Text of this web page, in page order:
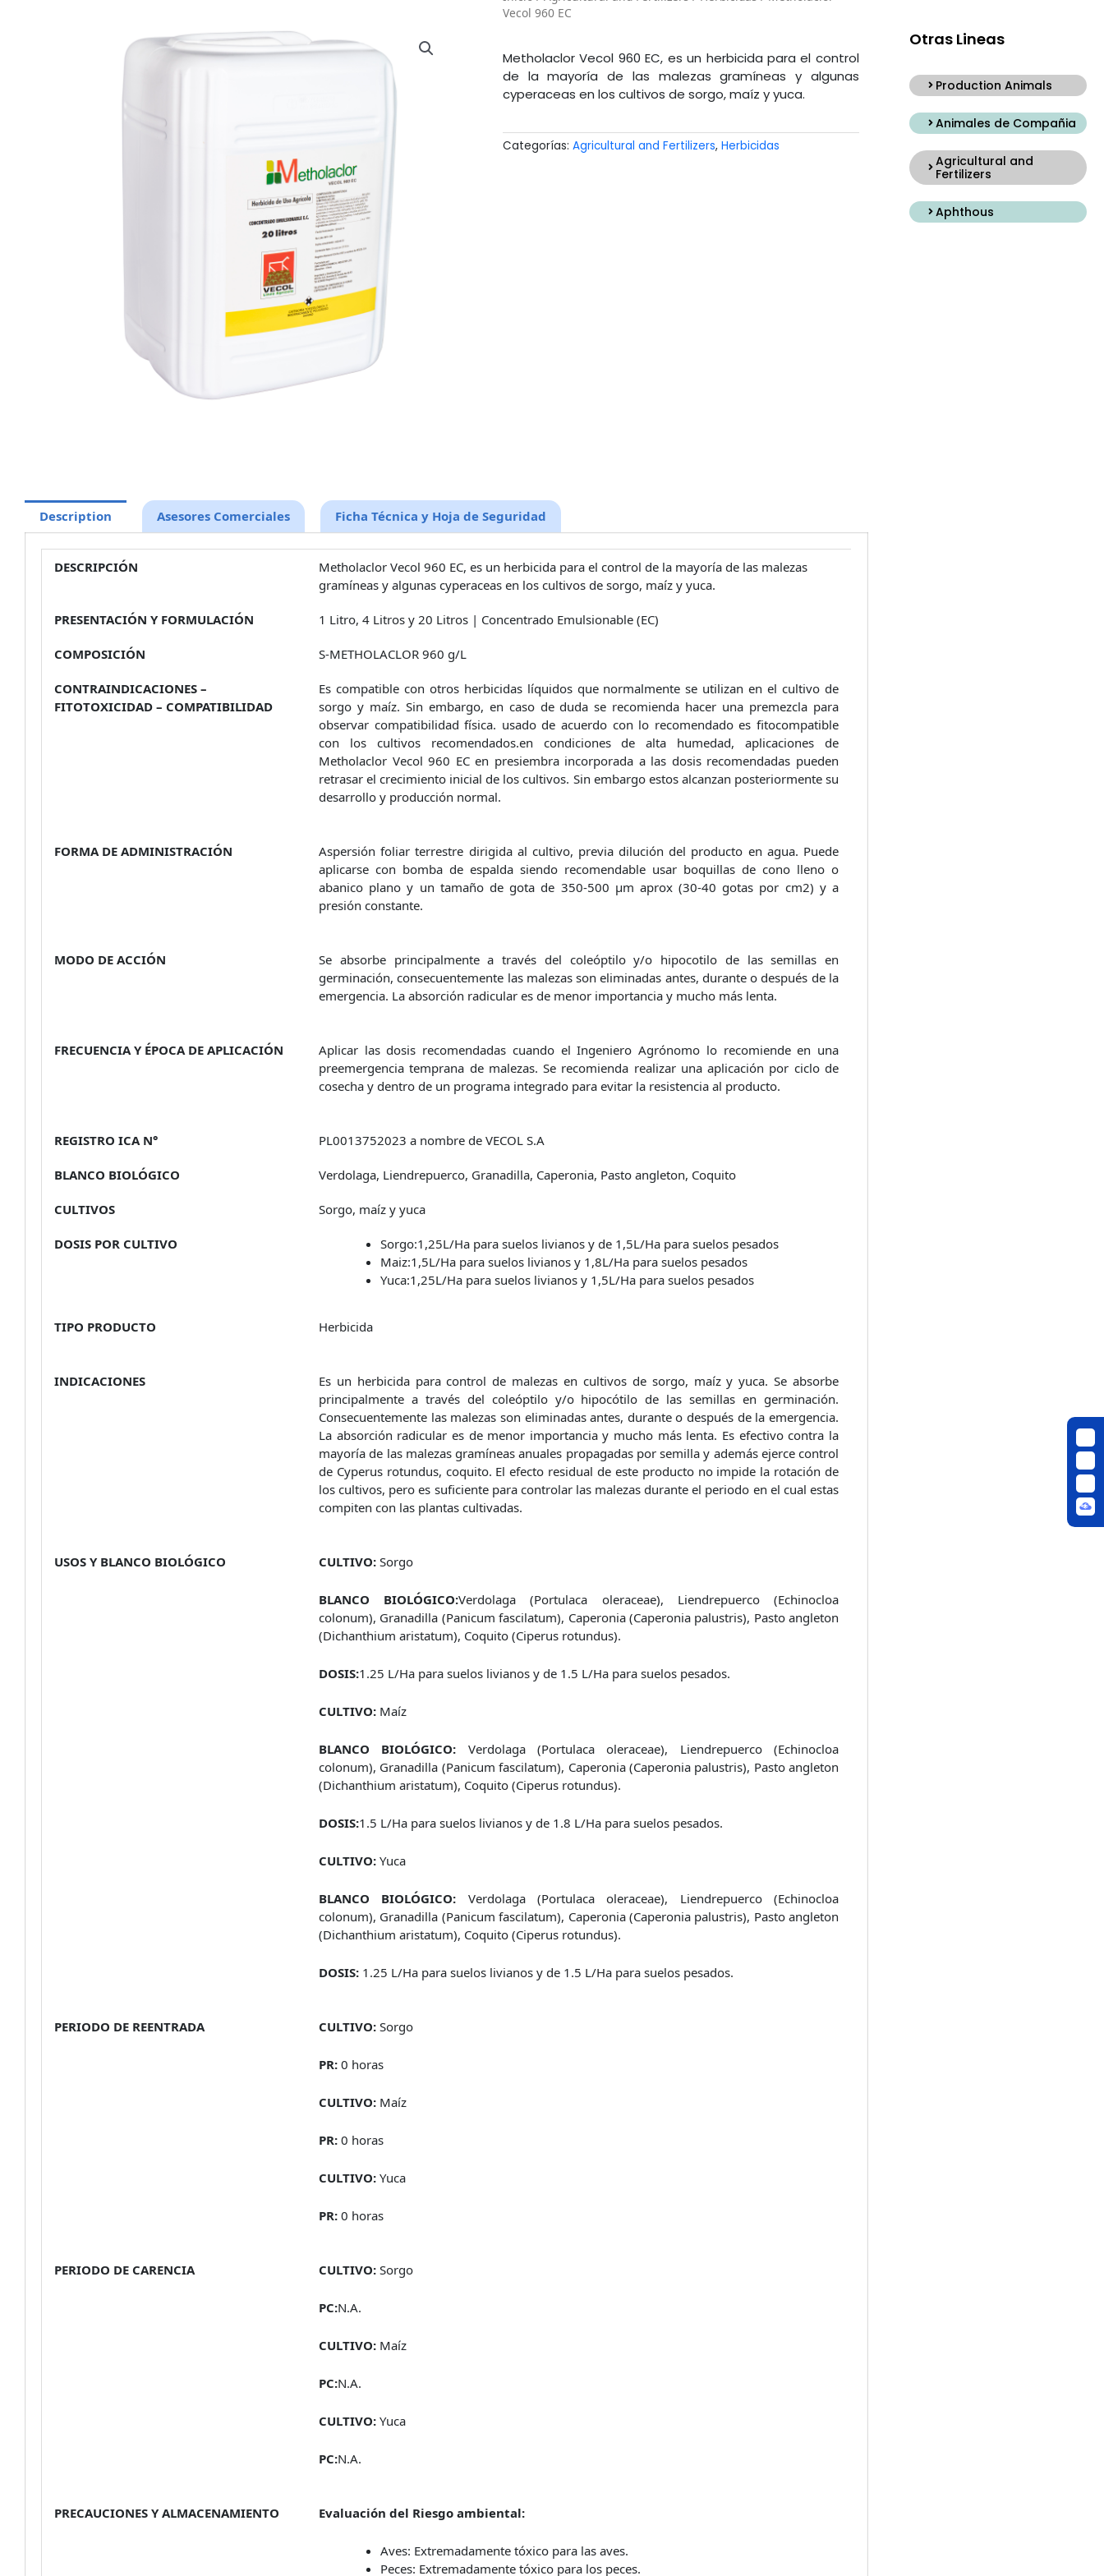
Vecol 960 EC
Metholaclor Vecol 960 EC, es un herbicida para el control
de la mayoría de las malezas gramíneas y algunas
cyperaceas en los cultivos de sorgo, maíz y yuca.
Categorías: Agricultural and Fertilizers, Herbicidas
Description Asesores Comerciales Ficha Técnica y Hoja de Seguridad
DESCRIPCIÓN
Metholaclor Vecol 960 EC, es un herbicida para el control de la mayoría de las malezas
gramíneas y algunas cyperaceas en los cultivos de sorgo, maíz y yuca.
PRESENTACIÓN Y FORMULACIÓN 1 Litro, 4 Litros y 20 Litros | Concentrado Emulsionable (EC)
COMPOSICIÓN S-METHOLACLOR 960 g/L
CONTRAINDICACIONES –
FITOTOXICIDAD – COMPATIBILIDAD
Es compatible con otros herbicidas líquidos que normalmente se utilizan en el cultivo de
sorgo y maíz. Sin embargo, en caso de duda se recomienda hacer una premezcla para
observar compatibilidad física. usado de acuerdo con lo recomendado es fitocompatible
con los cultivos recomendados.en condiciones de alta humedad, aplicaciones de
Metholaclor Vecol 960 EC en presiembra incorporada a las dosis recomendadas pueden
retrasar el crecimiento inicial de los cultivos. Sin embargo estos alcanzan posteriormente su
desarrollo y producción normal.
FORMA DE ADMINISTRACIÓN
Aspersión foliar terrestre dirigida al cultivo, previa dilución del producto en agua. Puede
aplicarse con bomba de espalda siendo recomendable usar boquillas de cono lleno o
abanico plano y un tamaño de gota de 350-500 µm aprox (30-40 gotas por cm2) y a
presión constante.
MODO DE ACCIÓN
Se absorbe principalmente a través del coleóptilo y/o hipocotilo de las semillas en
germinación, consecuentemente las malezas son eliminadas antes, durante o después de la
emergencia. La absorción radicular es de menor importancia y mucho más lenta.
FRECUENCIA Y ÉPOCA DE APLICACIÓN
Aplicar las dosis recomendadas cuando el Ingeniero Agrónomo lo recomiende en una
preemergencia temprana de malezas. Se recomienda realizar una aplicación por ciclo de
cosecha y dentro de un programa integrado para evitar la resistencia al producto.
REGISTRO ICA N° PL0013752023 a nombre de VECOL S.A
BLANCO BIOLÓGICO Verdolaga, Liendrepuerco, Granadilla, Caperonia, Pasto angleton, Coquito
CULTIVOS Sorgo, maíz y yuca
DOSIS POR CULTIVO
Sorgo:1,25L/Ha para suelos livianos y de 1,5L/Ha para suelos pesados
Maiz:1,5L/Ha para suelos livianos y 1,8L/Ha para suelos pesados
Yuca:1,25L/Ha para suelos livianos y 1,5L/Ha para suelos pesados
TIPO PRODUCTO Herbicida
INDICACIONES
Es un herbicida para control de malezas en cultivos de sorgo, maíz y yuca. Se absorbe
principalmente a través del coleóptilo y/o hipocótilo de las semillas en germinación.
Consecuentemente las malezas son eliminadas antes, durante o después de la emergencia.
La absorción radicular es de menor importancia y mucho más lenta. Es efectivo contra la
mayoría de las malezas gramíneas anuales propagadas por semilla y además ejerce control
de Cyperus rotundus, coquito. El efecto residual de este producto no impide la rotación de
los cultivos, pero es suficiente para controlar las malezas durante el periodo en el cual estas
compiten con las plantas cultivadas.
USOS Y BLANCO BIOLÓGICO CULTIVO: Sorgo
BLANCO BIOLÓGICO:Verdolaga (Portulaca oleraceae), Liendrepuerco (Echinocloa
colonum), Granadilla (Panicum fascilatum), Caperonia (Caperonia palustris), Pasto angleton
(Dichanthium aristatum), Coquito (Ciperus rotundus).
DOSIS:1.25 L/Ha para suelos livianos y de 1.5 L/Ha para suelos pesados.
CULTIVO: Maíz
BLANCO BIOLÓGICO: Verdolaga (Portulaca oleraceae), Liendrepuerco (Echinocloa
colonum), Granadilla (Panicum fascilatum), Caperonia (Caperonia palustris), Pasto angleton
(Dichanthium aristatum), Coquito (Ciperus rotundus).
DOSIS:1.5 L/Ha para suelos livianos y de 1.8 L/Ha para suelos pesados.
CULTIVO: Yuca
BLANCO BIOLÓGICO: Verdolaga (Portulaca oleraceae), Liendrepuerco (Echinocloa
colonum), Granadilla (Panicum fascilatum), Caperonia (Caperonia palustris), Pasto angleton
(Dichanthium aristatum), Coquito (Ciperus rotundus).
DOSIS: 1.25 L/Ha para suelos livianos y de 1.5 L/Ha para suelos pesados.
PERIODO DE REENTRADA CULTIVO: Sorgo
PR: 0 horas
CULTIVO: Maíz
PR: 0 horas
CULTIVO: Yuca
PR: 0 horas
PERIODO DE CARENCIA CULTIVO: Sorgo
PC:N.A.
CULTIVO: Maíz
PC:N.A.
CULTIVO: Yuca
PC:N.A.
PRECAUCIONES Y ALMACENAMIENTO Evaluación del Riesgo ambiental:
Aves: Extremadamente tóxico para las aves.
Peces: Extremadamente tóxico para los peces.
Otras Lineas
Production Animals
Animales de Compañia
Agricultural and
Fertilizers
Aphthous